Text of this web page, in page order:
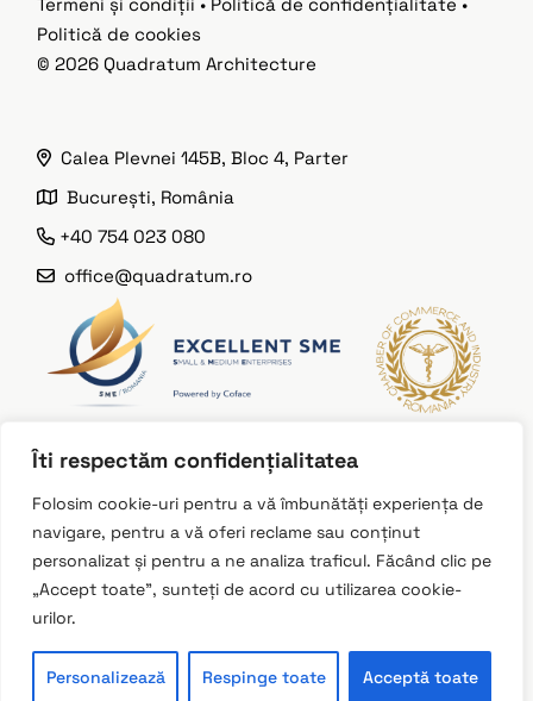
Îti respectăm confidențialitatea
Folosim cookie-uri pentru a vă îmbunătăți experiența de
navigare, pentru a vă oferi reclame sau conținut
personalizat și pentru a ne analiza traficul. Făcând clic pe
„Accept toate”, sunteți de acord cu utilizarea cookie-
urilor.
Personalizează Respinge toate Acceptă toate
Politică de cookies
© 2026Quadratum Architecture
Calea Plevnei 145B, Bloc 4, Parter
București, România
+40 754 023 080
office@quadratum.ro
Instagram
LinkedIn
Facebook